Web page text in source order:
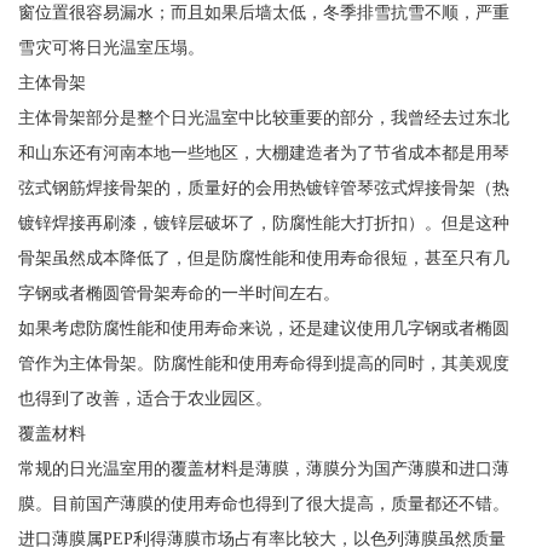
窗位置很容易漏水；而且如果后墙太低，冬季排雪抗雪不顺，严重
雪灾可将日光温室压塌。
主体骨架
主体骨架部分是整个日光温室中比较重要的部分，我曾经去过东北
和山东还有河南本地一些地区，大棚建造者为了节省成本都是用琴
弦式钢筋焊接骨架的，质量好的会用热镀锌管琴弦式焊接骨架（热
镀锌焊接再刷漆，镀锌层破坏了，防腐性能大打折扣）。但是这种
骨架虽然成本降低了，但是防腐性能和使用寿命很短，甚至只有几
字钢或者椭圆管骨架寿命的一半时间左右。
如果考虑防腐性能和使用寿命来说，还是建议使用几字钢或者椭圆
管作为主体骨架。防腐性能和使用寿命得到提高的同时，其美观度
也得到了改善，适合于农业园区。
覆盖材料
常规的日光温室用的覆盖材料是薄膜，薄膜分为国产薄膜和进口薄
膜。目前国产薄膜的使用寿命也得到了很大提高，质量都还不错。
进口薄膜属PEP利得薄膜市场占有率比较大，以色列薄膜虽然质量